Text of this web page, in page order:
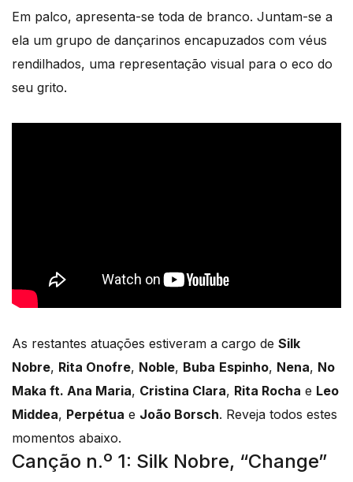
Em palco, apresenta-se toda de branco. Juntam-se a
ela um grupo de dançarinos encapuzados com véus
rendilhados, uma representação visual para o eco do
seu grito.
As restantes atuações estiveram a cargo de Silk
Nobre, Rita Onofre, Noble, Buba Espinho, Nena, No
Maka ft. Ana Maria, Cristina Clara, Rita Rocha e Leo
Middea, Perpétua e João Borsch. Reveja todos estes
momentos abaixo.
Canção n.º 1: Silk Nobre, “Change”